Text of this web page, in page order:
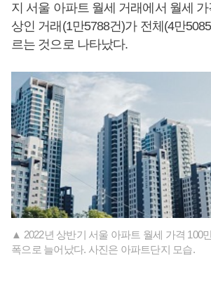
지 서울 아파트 월세 거래에서 월세 가
상인 거래(1만5788건)가 전체(4만
르는 것으로 나타났다.
▲ 2022년 상반기 서울 아파트 월세 가격 100
폭으로 늘어났다. 사진은 아파트단지 모습.